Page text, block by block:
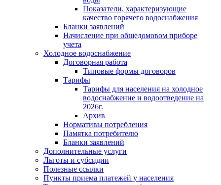
Показатели, характеризующие
качество горячего водоснабжения
Бланки заявлений
Начисление при общедомовом приборе
учета
Холодное водоснабжение
Договорная работа
Типовые формы договоров
Тарифы
Тарифы для населения на холодное
водоснабжение и водоотведение на
2026г.
Архив
Нормативы потребления
Памятка потребителю
Бланки заявлений
Дополнительные услуги
Льготы и субсидии
Полезные ссылки
Пункты приема платежей у населения